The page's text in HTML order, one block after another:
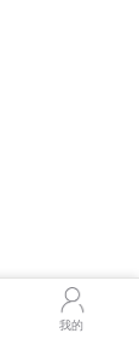
我的